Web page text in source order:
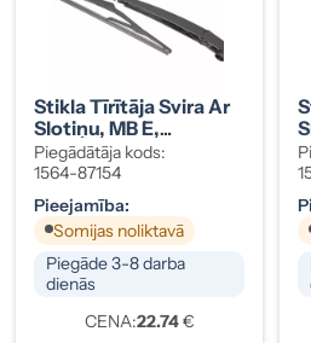
Stikla Tīrītāja Svira Ar
Slotiņu, MB E,
2128201244
Piegādātāja kods:
1564-87154
Pieejamība:
Somijas noliktavā
Piegāde 3-8 darba
dienās
CENA:22.74€